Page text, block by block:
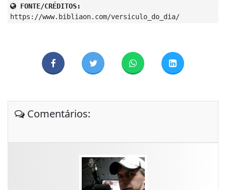
FONTE/CRÉDITOS:
https://www.bibliaon.com/versiculo_do_dia/
Comentários: